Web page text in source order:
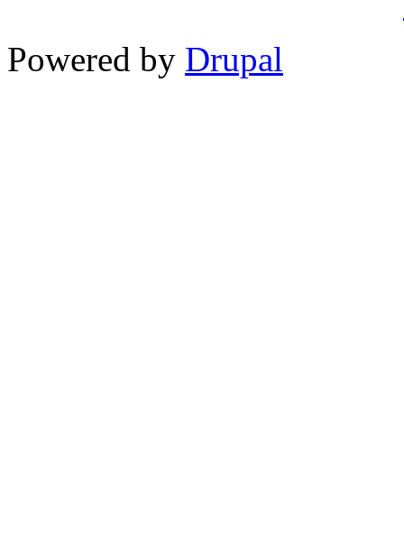
Powered by Drupal